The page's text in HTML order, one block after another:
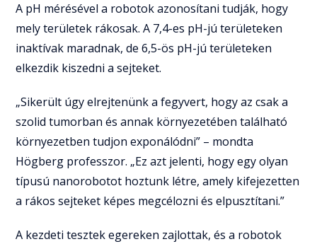
A pH mérésével a robotok azonosítani tudják, hogy
mely területek rákosak. A 7,4-es pH-jú területeken
inaktívak maradnak, de 6,5-ös pH-jú területeken
elkezdik kiszedni a sejteket.
„Sikerült úgy elrejtenünk a fegyvert, hogy az csak a
szolid tumorban és annak környezetében található
környezetben tudjon exponálódni” – mondta
Högberg professzor. „Ez azt jelenti, hogy egy olyan
típusú nanorobotot hoztunk létre, amely kifejezetten
a rákos sejteket képes megcélozni és elpusztítani.”
A kezdeti tesztek egereken zajlottak, és a robotok